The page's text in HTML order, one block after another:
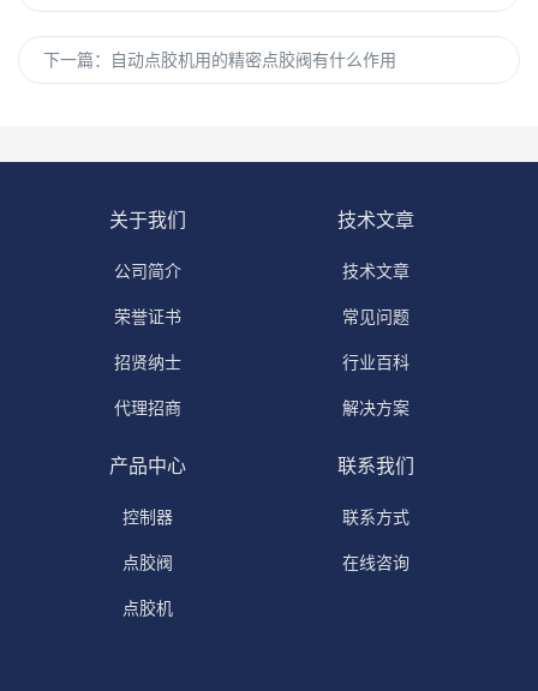
下一篇： 自动点胶机用的精密点胶阀有什么作用
关于我们
公司简介
荣誉证书
招贤纳士
代理招商
技术文章
技术文章
常见问题
行业百科
解决方案
产品中心
控制器
点胶阀
点胶机
联系我们
联系方式
在线咨询